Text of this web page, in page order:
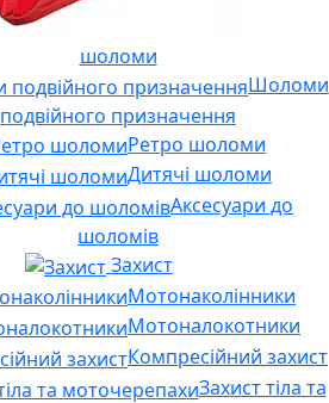
шоломи
Шоломи
подвійного призначення
Ретро шоломи
Дитячі шоломи
Аксесуари до
шоломів
Захист
Мотонаколінники
Мотоналокотники
Компресійний захист
Захист тіла та